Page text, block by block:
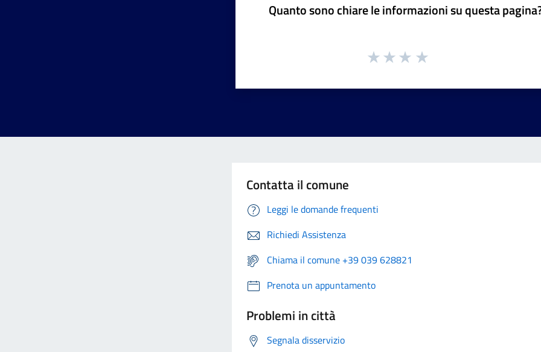
Quanto sono chiare le informazioni su questa
Contatta il comune
Leggi le domande frequenti
Richiedi Assistenza
Chiama il comune +39 039 628821
Prenota un appuntamento
Problemi in città
Segnala disservizio